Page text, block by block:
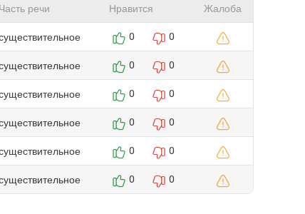
Часть речи Нравится Жалоба
0 0
0 0
0 0
0 0
0 0
0 0